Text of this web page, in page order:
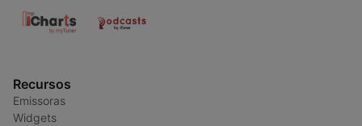
Recursos
Emissoras
Widgets